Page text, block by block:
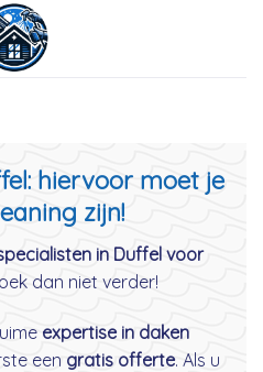
hiervoor moet je
zijn!
in Duffel voor
dan niet verder!
expertise in daken
een gratis offerte. Als u